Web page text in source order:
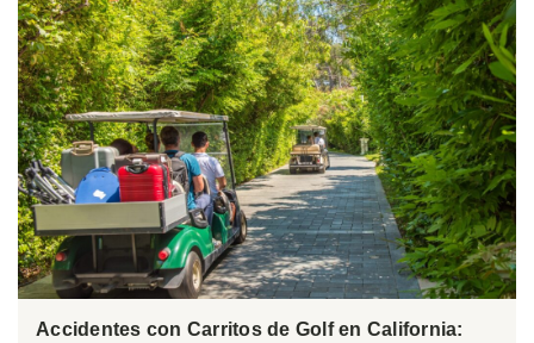
Accidentes con Carritos de Golf en California: